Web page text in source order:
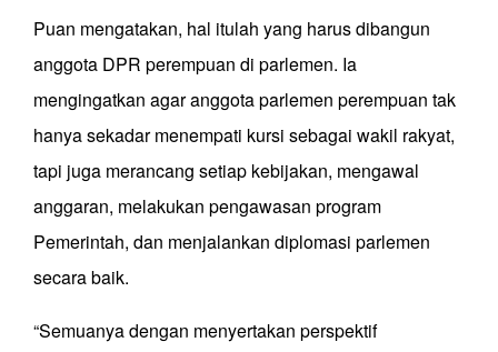
Puan mengatakan, hal itulah yang harus dibangun
anggota DPR perempuan di parlemen. Ia
mengingatkan agar anggota parlemen perempuan tak
hanya sekadar menempati kursi sebagai wakil rakyat,
tapi juga merancang setiap kebijakan, mengawal
anggaran, melakukan pengawasan program
Pemerintah, dan menjalankan diplomasi parlemen
secara baik.
“Semuanya dengan menyertakan perspektif